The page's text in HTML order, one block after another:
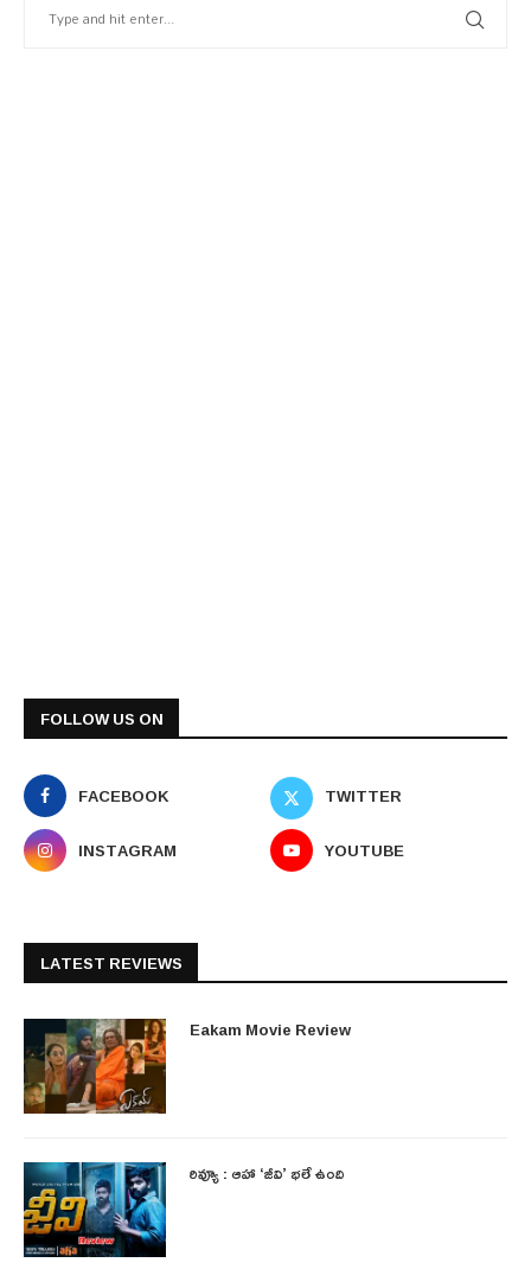
FOLLOW US ON
FACEBOOK
TWITTER
INSTAGRAM
YOUTUBE
LATEST REVIEWS
Eakam Movie Review
రివ్యూ : ఆహా ‘జీవి’ భలే ఉంది